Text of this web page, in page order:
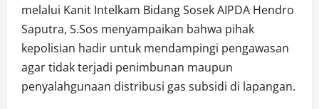
melalui Kanit Intelkam Bidang Sosek AIPDA Hendro
Saputra, S.Sos menyampaikan bahwa pihak
kepolisian hadir untuk mendampingi pengawasan
agar tidak terjadi penimbunan maupun
penyalahgunaan distribusi gas subsidi di lapangan.